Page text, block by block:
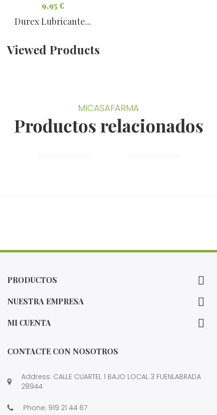
9,95 €
Durex Lubricante...
Viewed Products
MICASAFARMA
Productos relacionados
PRODUCTOS 
NUESTRA EMPRESA 
MI CUENTA 
CONTACTE CON NOSOTROS
Address: CALLE CUARTEL 1 BAJO LOCAL 3 FUENLABRADA
28944
Phone: 919 21 44 67